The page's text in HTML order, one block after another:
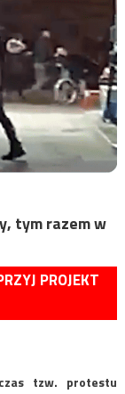
tym razem w
PROJEKT
tzw. protestu